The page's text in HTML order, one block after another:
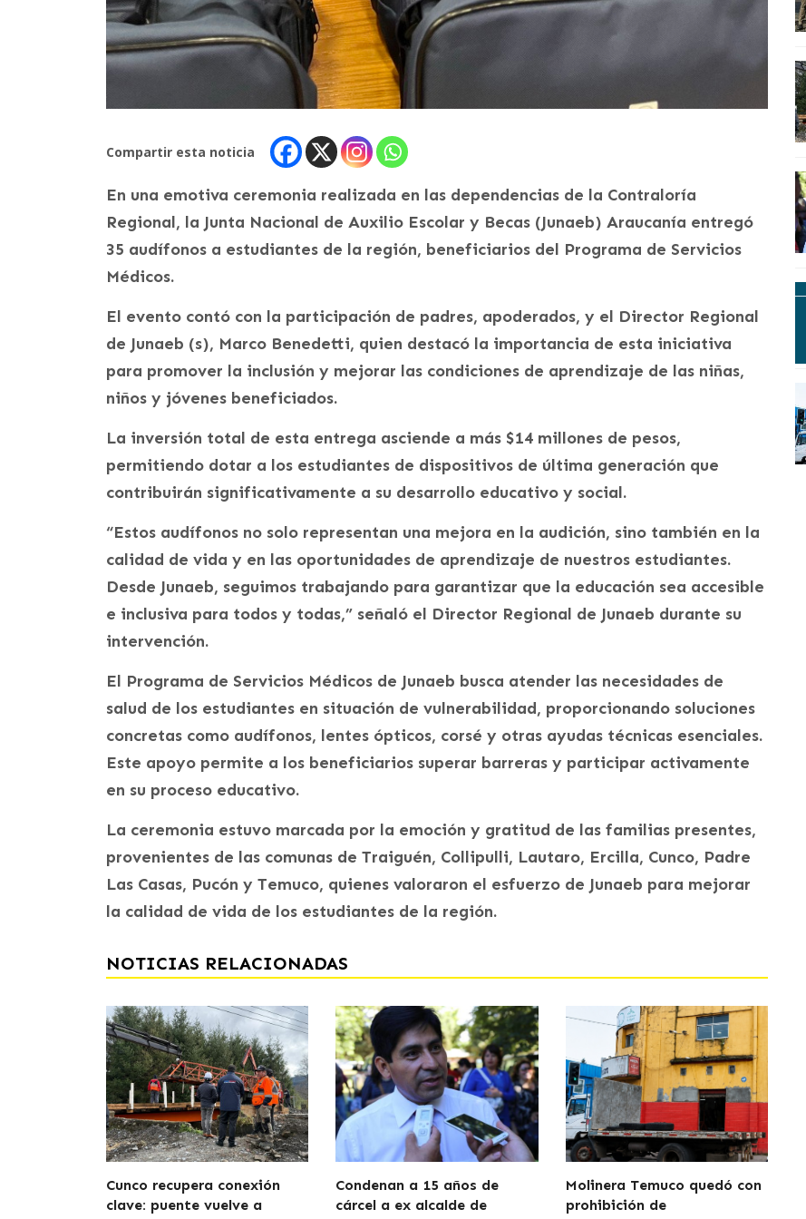
Compartir esta noticia
En una emotiva ceremonia realizada en las dependencias de la Contraloría
Regional, la Junta Nacional de Auxilio Escolar y Becas (Junaeb) Araucanía entregó
35 audífonos a estudiantes de la región, beneficiarios del Programa de Servicios
Médicos.
El evento contó con la participación de padres, apoderados, y el Director Regional
de Junaeb (s), Marco Benedetti, quien destacó la importancia de esta iniciativa
para promover la inclusión y mejorar las condiciones de aprendizaje de las niñas,
niños y jóvenes beneficiados.
La inversión total de esta entrega asciende a más $14 millones de pesos,
permitiendo dotar a los estudiantes de dispositivos de última generación que
contribuirán significativamente a su desarrollo educativo y social.
“Estos audífonos no solo representan una mejora en la audición, sino también en la
calidad de vida y en las oportunidades de aprendizaje de nuestros estudiantes.
Desde Junaeb, seguimos trabajando para garantizar que la educación sea accesible
e inclusiva para todos y todas,” señaló el Director Regional de Junaeb durante su
intervención.
El Programa de Servicios Médicos de Junaeb busca atender las necesidades de
salud de los estudiantes en situación de vulnerabilidad, proporcionando soluciones
concretas como audífonos, lentes ópticos, corsé y otras ayudas técnicas esenciales.
Este apoyo permite a los beneficiarios superar barreras y participar activamente
en su proceso educativo.
La ceremonia estuvo marcada por la emoción y gratitud de las familias presentes,
provenientes de las comunas de Traiguén, Collipulli, Lautaro, Ercilla, Cunco, Padre
Las Casas, Pucón y Temuco, quienes valoraron el esfuerzo de Junaeb para mejorar
la calidad de vida de los estudiantes de la región.
NOTICIAS RELACIONADAS
Cunco recupera conexión
clave: puente vuelve a
Condenan a 15 años de
cárcel a ex alcalde de
Molinera Temuco quedó con
prohibición de